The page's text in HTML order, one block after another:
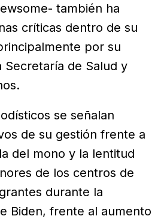
también ha
críticas dentro de su
por su
Secretaría de Salud y
se señalan
de su gestión frente a
del mono y la lentitud
de los centros de
durante la
Biden, frente al aumento